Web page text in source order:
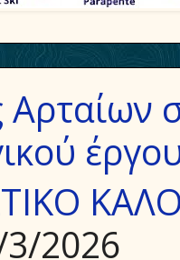
2026